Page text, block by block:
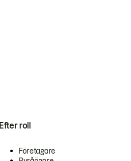
Efter roll
Företagare